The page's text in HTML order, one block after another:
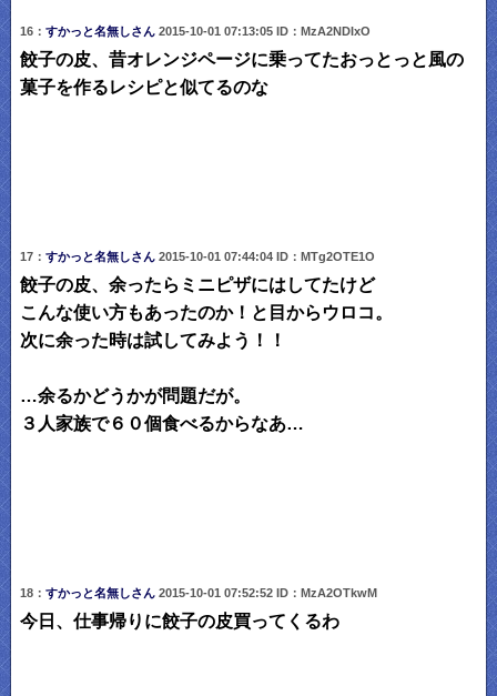
16： すかっと名無しさん 2015-10-01 07:13:05 ID：MzA2NDIxO
餃子の皮、昔オレンジページに乗ってたおっとっと風の
菓子を作るレシピと似てるのな
17： すかっと名無しさん 2015-10-01 07:44:04 ID：MTg2OTE1O
餃子の皮、余ったらミニピザにはしてたけど
こんな使い方もあったのか！と目からウロコ。
次に余った時は試してみよう！！
…余るかどうかが問題だが。
３人家族で６０個食べるからなあ…
18： すかっと名無しさん 2015-10-01 07:52:52 ID：MzA2OTkwM
今日、仕事帰りに餃子の皮買ってくるわ